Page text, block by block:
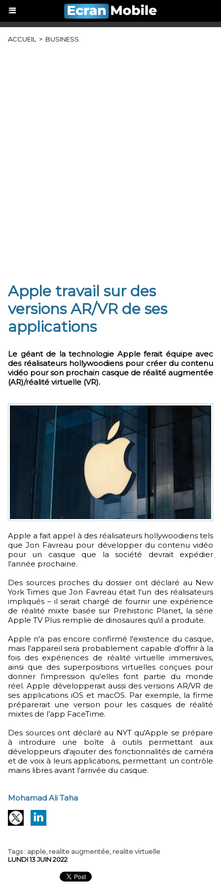
ACCUEIL > BUSINESS
Apple travail sur des
versions AR/VR de ses
applications
Le géant de la technologie Apple ferait équipe avec
des réalisateurs hollywoodiens pour créer du contenu
vidéo pour son prochain casque de réalité augmentée
(AR)/réalité virtuelle (VR).
Apple a fait appel à des réalisateurs hollywoodiens tels
que Jon Favreau pour développer du contenu vidéo
pour un casque que la société devrait expédier
l'année prochaine.
Des sources proches du dossier ont déclaré au New
York Times que Jon Favreau était l'un des réalisateurs
impliqués – il serait chargé de fournir une expérience
de réalité mixte basée sur Prehistoric Planet, la série
Apple TV Plus remplie de dinosaures qu'il a produite.
Apple n'a pas encore confirmé l'existence du casque,
mais l'appareil sera probablement capable d'offrir à la
fois des expériences de réalité virtuelle immersives,
ainsi que des superpositions virtuelles conçues pour
donner l'impression qu'elles font partie du monde
réel. Apple développerait aussi des versions AR/VR de
ses applications iOS et macOS. Par exemple, la firme
préparerait une version pour les casques de réalité
mixtes de l’app FaceTime.
Des sources ont déclaré au NYT qu'Apple se prépare
à introduire une boîte à outils permettant aux
développeurs d'ajouter des fonctionnalités de caméra
et de voix à leurs applications, permettant un contrôle
mains libres avant l'arrivée du casque.
Mohamad Ali Taha
Tags: apple, realite augmentée, realite virtuelle
LUNDI 13 JUIN 2022